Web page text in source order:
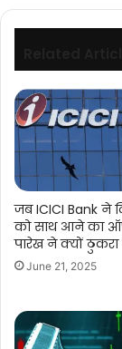
अर्पित
की
जब ICICI Bank ने
को साथ आने का
पारेख ने क्यों ठुकरा
June 21, 2025